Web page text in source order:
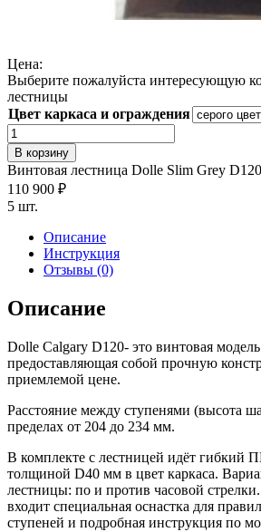
Цена:
Выберите пожалуйста интересующую
лестницы
Цвет каркаса и ограждения
Количество
товара
Винтовая
лестница
Slim
D120
В корзину
Винтовая лестница Dolle Slim Grey
110 900 ₽
5 шт.
Описание
Инструкция
Отзывы (0)
Описание
Dolle Calgary D120- это винтовая
предоставляющая собой прочную
приемлемой цене.
Расстояние между ступенями (высота
пределах от 204 до 234 мм.
В комплекте с лестницей идёт гибкий
толщиной D40 мм в цвет каркаса.
лестницы: по и против часовой
входит специальная оснастка для
ступеней и подробная инструкция по